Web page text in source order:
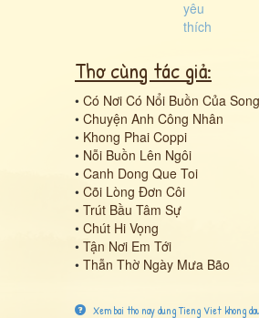
Thơ cùng tác giả:
• Có Nơi Có Nổi Buồn Của
• Chuyện Anh Công Nhân
• Khong Phai Coppi
• Nỗi Buồn Lên Ngôi
• Canh Dong Que Toi
• Cõi Lòng Đơn Côi
• Trút Bầu Tâm Sự
• Chút Hi Vọng
• Tận Nơi Em Tới
• Thẫn Thờ Ngày Mưa Bão
Xem bai tho nay dung Tieng Viet khong